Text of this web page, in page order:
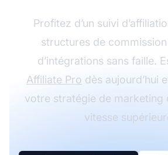
Profitez d’un suivi
structures de
d’intégrations sans faille.
Affiliate Pro dès aujourd’hui
votre stratégie de marketing
vitesse